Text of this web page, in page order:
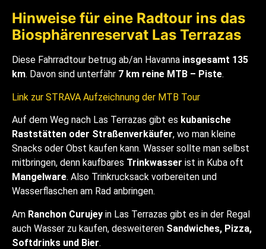
Hinweise für eine Radtour ins das
Biosphärenreservat Las Terrazas
Diese Fahrradtour betrug ab/an Havanna insgesamt 135
km. Davon sind unterfähr 7 km reine MTB – Piste.
Link zur STRAVA Aufzeichnung der MTB Tour
Auf dem Weg nach Las Terrazas gibt es kubanische
Raststätten oder Straßenverkäufer, wo man kleine
Snacks oder Obst kaufen kann. Wasser sollte man selbst
mitbringen, denn kaufbares Trinkwasser ist in Kuba oft
Mangelware. Also Trinkrucksack vorbereiten und
Wasserflaschen am Rad anbringen.
Am Ranchon Curujey in Las Terrazas gibt es in der Regal
auch Wasser zu kaufen, desweiteren Sandwiches, Pizza,
Softdrinks und Bier.